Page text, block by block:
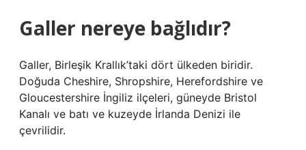
Galler nereye bağlıdır?
Galler, Birleşik Krallık’taki dört ülkeden biridir.
Doğuda Cheshire, Shropshire, Herefordshire ve
Gloucestershire İngiliz ilçeleri, güneyde Bristol
Kanalı ve batı ve kuzeyde İrlanda Denizi ile
çevrilidir.